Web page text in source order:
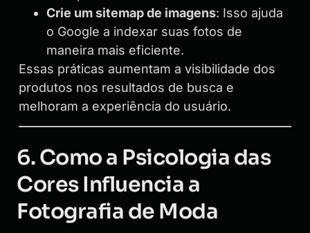
Crie um sitemap de imagens: Isso ajuda
o Google a indexar suas fotos de
maneira mais eficiente.
Essas práticas aumentam a visibilidade dos
produtos nos resultados de busca e
melhoram a experiência do usuário.
6. Como a Psicologia das
Cores Influencia a
Fotografia de Moda